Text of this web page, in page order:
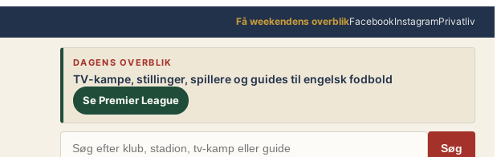
Få weekendens overblikFacebookInstagramPrivatliv
DAGENS OVERBLIK
TV-kampe, stillinger, spillere og guides til engelsk fodbold
Se Premier League
Søg